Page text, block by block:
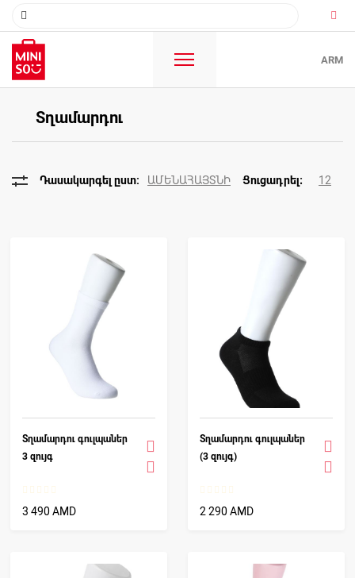
ARM
Տղամարդու
ԱՄԵՆԱՀԱՅՏՆԻ 12
Տղամարդու գուլպաներ
3 զույգ
3 490 AMD
Տղամարդու գուլպաներ
(3 զույգ)
2 290 AMD